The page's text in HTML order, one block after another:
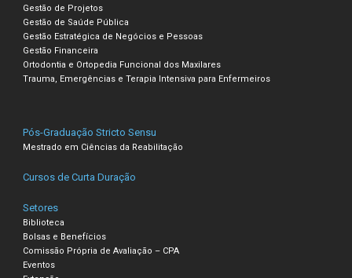
Gestão de Projetos
Gestão de Saúde Pública
Gestão Estratégica de Negócios e Pessoas
Gestão Financeira
Ortodontia e Ortopedia Funcional dos Maxilares
Trauma, Emergências e Terapia Intensiva para Enfermeiros
Pós-Graduação Stricto Sensu
Mestrado em Ciências da Reabilitação
Cursos de Curta Duração
Setores
Biblioteca
Bolsas e Benefícios
Comissão Própria de Avaliação – CPA
Eventos